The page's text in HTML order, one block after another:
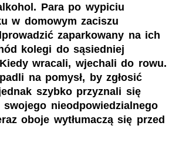
Para po wypiciu
w domowym zaciszu
zaparkowany na ich
kolegi do sąsiedniej
wracali, wjechali do rowu.
na pomysł, by zgłosić
szybko przyznali się
nieodpowiedzialnego
oboje wytłumaczą się przed